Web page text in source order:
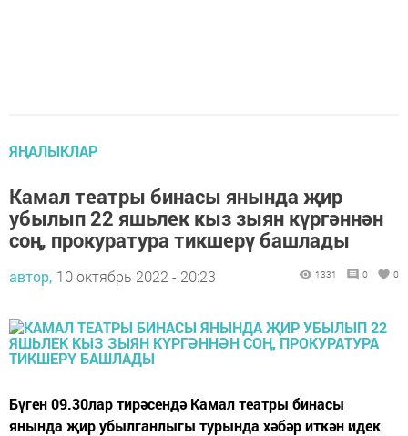
ЯҢАЛЫКЛАР
Камал театры бинасы янында җир
убылып 22 яшьлек кыз зыян күргәннән
соң, прокуратура тикшерү башлады
автор, 10 октябрь 2022 - 20:23 1331 0 0
Бүген 09.30лар тирәсендә Камал театры бинасы
янында җир убылганлыгы турында хәбәр иткән идек